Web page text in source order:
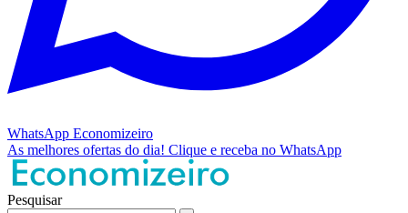
WhatsApp Economizeiro
As melhores ofertas do dia! Clique e receba no WhatsApp
Pesquisar